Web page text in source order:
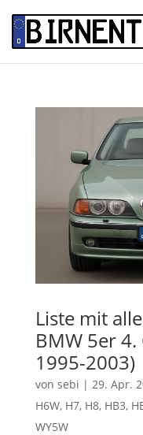
Liste mit
BMW 5er 4.
1995-2003)
von sebi | 29. Apr.
H6W, H7, H8, HB3,
WY5W